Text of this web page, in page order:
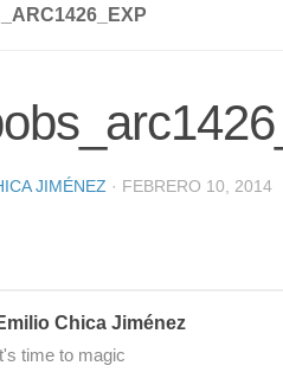
JIMÉNEZ · FEBRERO 10, 2014
Chica Jiménez
time to magic